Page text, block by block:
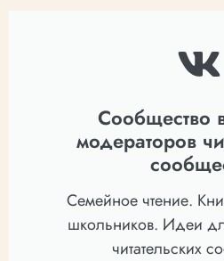
Сообщество
модераторов
Семейное чтение.
школьников. Идеи
читательских